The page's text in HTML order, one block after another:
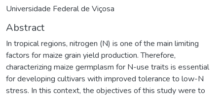
Universidade Federal de Viçosa
Abstract
In tropical regions, nitrogen (N) is one of the main limiting
factors for maize grain yield production. Therefore,
characterizing maize germplasm for N-use traits is essential
for developing cultivars with improved tolerance to low-N
stress. In this context, the objectives of this study were to